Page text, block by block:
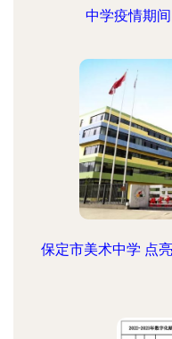
中学疫情期
保定市美术中学 点